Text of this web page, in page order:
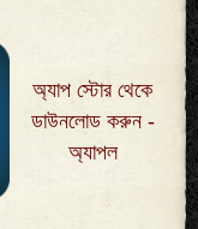
অ্যাপ স্টোর থেকে
ডাউনলোড করুন -
অ্যাপল